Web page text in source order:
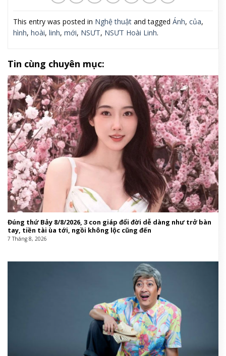
This entry was posted in Nghệ thuật and tagged Ánh, của,
hình, hoài, linh, mới, NSƯT, NSƯT Hoài Linh.
Tin cùng chuyên mục:
Đúng thứ Bảy 8/8/2026, 3 con giáp đổi đời dễ dàng như trở bàn
tay, tiền tài ùa tới, ngồi không lộc cũng đến
7 Tháng 8, 2026